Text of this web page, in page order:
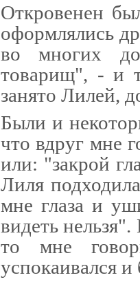
Откровенен
оформля­лись
во многих
товарищ", - и
занято Лилей,
Были и
что вдруг мне
или: "закрой
Лиля
мне глаза и
видеть нельзя".
то мне
успокаивался